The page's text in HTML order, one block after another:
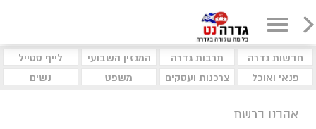
חדשות גדרה תרבות גדרה המגזין השבועי
לייף סטייל
פנאי ואוכל
צרכנות ועסקים משפט נשים
אהבנו ברשת